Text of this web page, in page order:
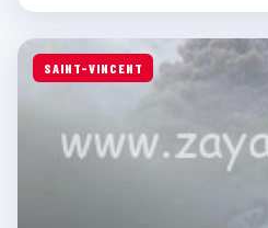
SAINT-VINCENT